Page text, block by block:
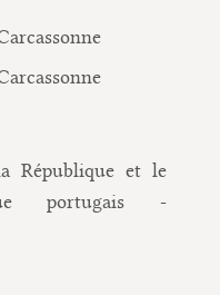
République et le
portugais -